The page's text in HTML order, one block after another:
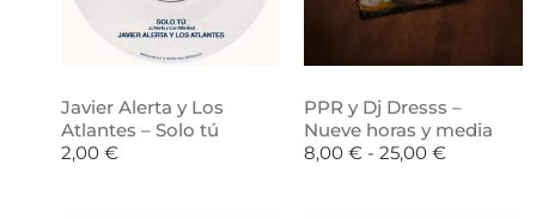
Javier Alerta y Los
Atlantes – Solo tú
2,00 €
PPR y Dj Dresss –
Nueve horas y media
8,00 € - 25,00 €